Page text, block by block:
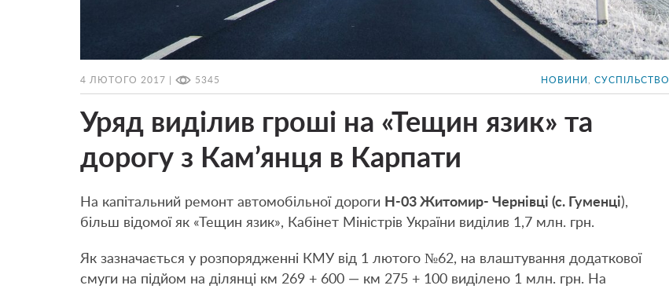
4 ЛЮТОГО 2017 | 5345 НОВИНИ СУСПІЛЬСТВО
Уряд виділив гроші на «Тещин язик» та
дорогу з Кам’янця в Карпати
На капітальний ремонт автомобільної дороги Н-03 Житомир- Чернівці (с. Гуменці),
більш відомої як «Тещин язик», Кабінет Міністрів України виділив 1,7 млн. грн.
Як зазначається у розпорядженні КМУ від 1 лютого №62, на влаштування додаткової
смуги на підйом на ділянці км 269 + 600 — км 275 + 100 виділено 1 млн. грн. На